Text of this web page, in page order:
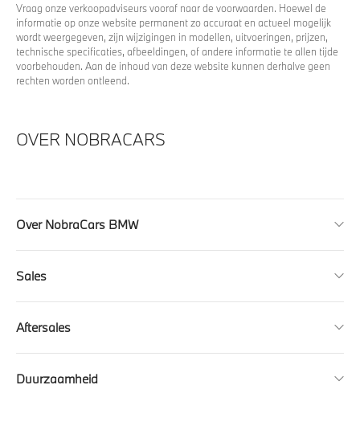
Vraag onze verkoopadviseurs vooraf naar de voorwaarden. Hoewel de
informatie op onze website permanent zo accuraat en actueel mogelijk
wordt weergegeven, zijn wijzigingen in modellen, uitvoeringen, prijzen,
technische specificaties, afbeeldingen, of andere informatie te allen tijde
voorbehouden. Aan de inhoud van deze website kunnen derhalve geen
rechten worden ontleend.
OVER NOBRACARS
Over NobraCars BMW
Sales
Aftersales
Duurzaamheid